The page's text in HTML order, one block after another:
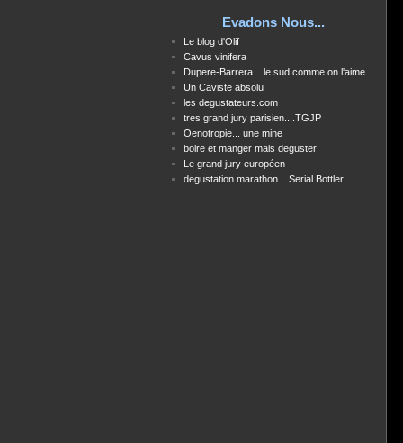
Evadons Nous...
Le blog d'Olif
Cavus vinifera
Dupere-Barrera... le sud comme on l'aime
Un Caviste absolu
les degustateurs.com
tres grand jury parisien....TGJP
Oenotropie... une mine
boire et manger mais deguster
Le grand jury européen
degustation marathon... Serial Bottler